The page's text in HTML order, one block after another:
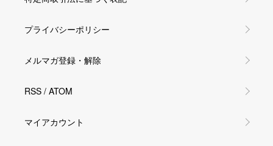
プライバシーポリシー
メルマガ登録・解除
RSS / ATOM
マイアカウント